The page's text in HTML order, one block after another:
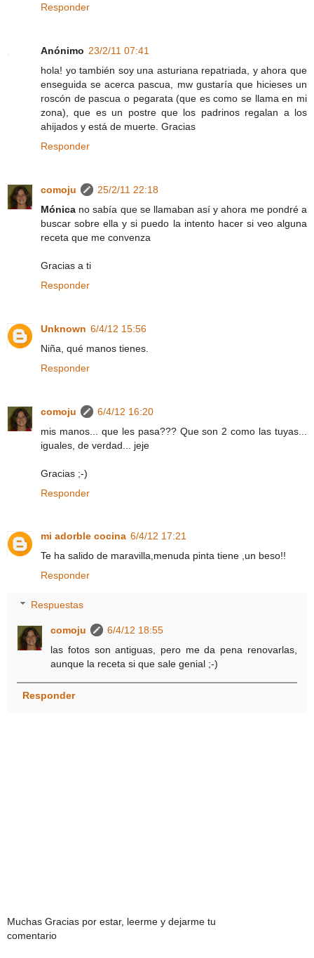
Responder
Anónimo 23/2/11 07:41
hola! yo también soy una asturiana repatriada, y ahora que
enseguida se acerca pascua, mw gustaría que hicieses un
roscón de pascua o pegarata (que es como se llama en mi
zona), que es un postre que los padrinos regalan a los
ahijados y está de muerte. Gracias
Responder
comoju
25/2/11 22:18
Mónica no sabía que se llamaban así y ahora me pondré a
buscar sobre ella y si puedo la intento hacer si veo alguna
receta que me convenza
Gracias a ti
Responder
Unknown 6/4/12 15:56
Niña, qué manos tienes.
Responder
comoju
6/4/12 16:20
mis manos... que les pasa??? Que son 2 como las tuyas...
iguales, de verdad... jeje
Gracias ;-)
Responder
mi adorble cocina 6/4/12 17:21
Te ha salido de maravilla,menuda pinta tiene ,un beso!!
Responder
Respuestas
comoju
6/4/12 18:55
las fotos son antiguas, pero me da pena renovarlas,
aunque la receta si que sale genial ;-)
Responder
Muchas Gracias por estar, leerme y dejarme tu
comentario